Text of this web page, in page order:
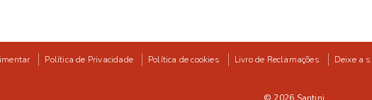
Política de Privacidade Política de cookies Livro de Reclamações Deixe a